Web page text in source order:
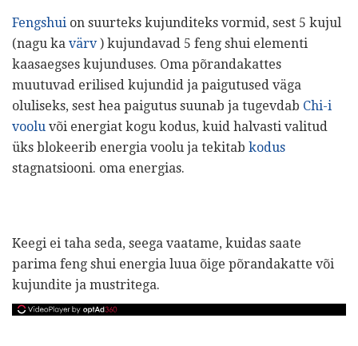
Fengshui on suurteks kujunditeks vormid, sest 5 kujul
(nagu ka värv) kujundavad 5 feng shui elementi
kaasaegses kujunduses. Oma põrandakattes
muutuvad erilised kujundid ja paigutused väga
oluliseks, sest hea paigutus suunab ja tugevdab Chi-i
voolu või energiat kogu kodus, kuid halvasti valitud
üks blokeerib energia voolu ja tekitab kodus
stagnatsiooni. oma energias.
Keegi ei taha seda, seega vaatame, kuidas saate
parima feng shui energia luua õige põrandakatte või
kujundite ja mustritega.